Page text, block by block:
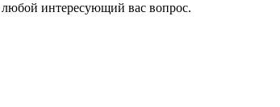
интересующий вас вопрос.